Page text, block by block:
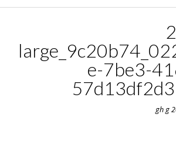
29_022408_large_9c20b74
e-7be3-
gh g